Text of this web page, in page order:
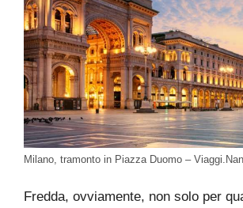
Milano, tramonto in Piazza Duomo –
Fredda, ovviamente, non solo per